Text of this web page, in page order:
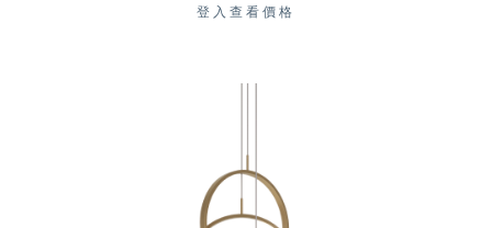
登入查看價格